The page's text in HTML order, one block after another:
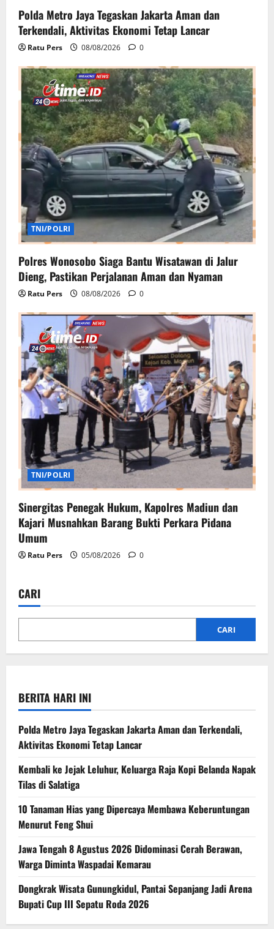
Polda Metro Jaya Tegaskan Jakarta Aman dan
Terkendali, Aktivitas Ekonomi Tetap Lancar
Ratu Pers 08/08/2026 0
TNI/POLRI
Polres Wonosobo Siaga Bantu Wisatawan di Jalur
Dieng, Pastikan Perjalanan Aman dan Nyaman
Ratu Pers 08/08/2026 0
TNI/POLRI
Sinergitas Penegak Hukum, Kapolres Madiun dan
Kajari Musnahkan Barang Bukti Perkara Pidana
Umum
Ratu Pers 05/08/2026 0
CARI
CARI
BERITA HARI INI
Polda Metro Jaya Tegaskan Jakarta Aman dan Terkendali,
Aktivitas Ekonomi Tetap Lancar
Kembali ke Jejak Leluhur, Keluarga Raja Kopi Belanda Napak
Tilas di Salatiga
10 Tanaman Hias yang Dipercaya Membawa Keberuntungan
Menurut Feng Shui
Jawa Tengah 8 Agustus 2026 Didominasi Cerah Berawan,
Warga Diminta Waspadai Kemarau
Dongkrak Wisata Gunungkidul, Pantai Sepanjang Jadi Arena
Bupati Cup III Sepatu Roda 2026